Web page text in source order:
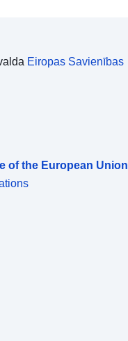
Eiropas Savienības
of the European Union